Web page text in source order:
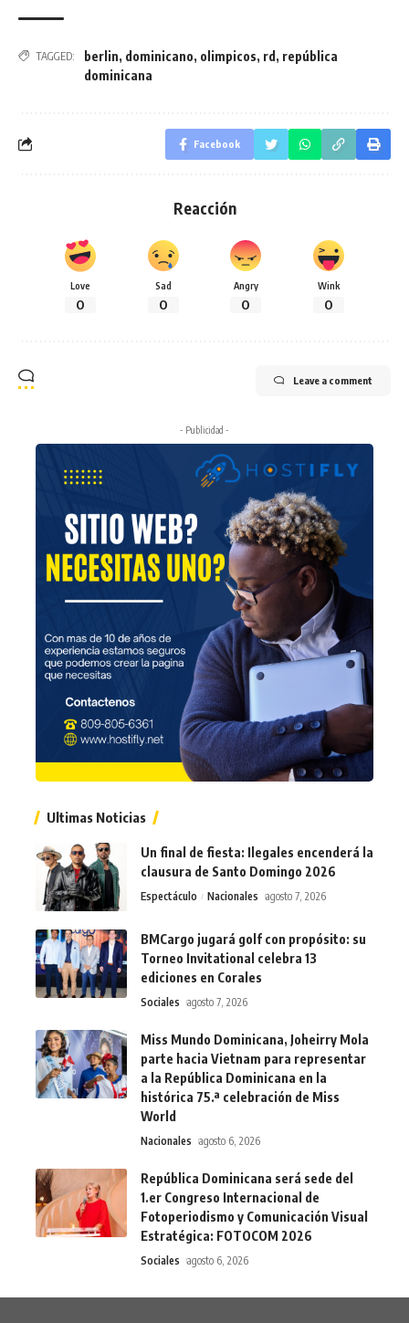
TAGGED: berlin, dominicano, olimpicos, rd , república
dominicana
Facebook
Reacción
Love
0
Sad
0
Angry
0
Wink
0
Leave a comment
- Publicidad -
Ultimas Noticias
Un final de fiesta: Ilegales encenderá la
clausura de Santo Domingo 2026
Espectáculo Nacionales agosto 7, 2026
BMCargo jugará golf con propósito: su
Torneo Invitational celebra 13
ediciones en Corales
Sociales agosto 7, 2026
Miss Mundo Dominicana, Joheirry Mola
parte hacia Vietnam para representar
a la República Dominicana en la
histórica 75.ª celebración de Miss
World
Nacionales agosto 6, 2026
República Dominicana será sede del
1.er Congreso Internacional de
Fotoperiodismo y Comunicación Visual
Estratégica: FOTOCOM 2026
Sociales agosto 6, 2026